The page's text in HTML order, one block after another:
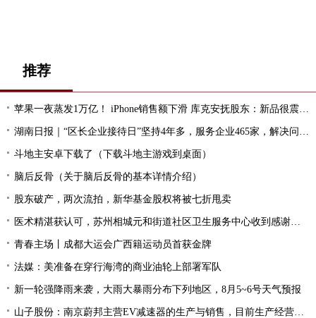
推荐
苹果一夜蒸发1万亿！ iPhone销售额下滑 库克安抚股东：新品很震撼 我现在天天用
湖南日报｜“区长企业接待日”坚持4年多，服务企业465家，解决问题530余个——天心区打造全省营商环境“首善之区”
斗地主安卓下载了（下载斗地主游戏到桌面）
脑后反骨（关于脑后反骨的基本详情介绍）
股东破产，两次流拍，新华基金股权将被七折甩卖
医术精湛获认可，苏州相城元和街道社区卫生服务中心收到感谢锦旗
青春主场丨成都大运会广西籍运动员首获金牌
法媒：美准备在穿行海湾的商业油轮上部署军队
新一轮强降雨来袭，大雨大暴雨分布下列地区，8月5~6号天气预报
山子股份：南京蔚邦主营EV减速器的生产与销售，目前生产经营正常，年产能为30万套减速器